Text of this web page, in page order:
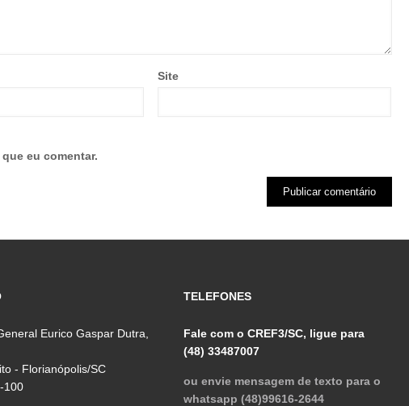
Site
eu comentar.
Eurico Gaspar Dutra,
- Florianópolis/SC
100
TELEFONES
Fale com o CREF3/SC, ligue para
(48) 33487007
ou envie mensagem de texto para o
whatsapp (48)99616-2644